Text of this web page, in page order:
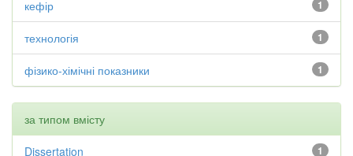
1
кефір
1
технологія
1
фізико-хімічні показники
за типом вмісту
1
Dissertation